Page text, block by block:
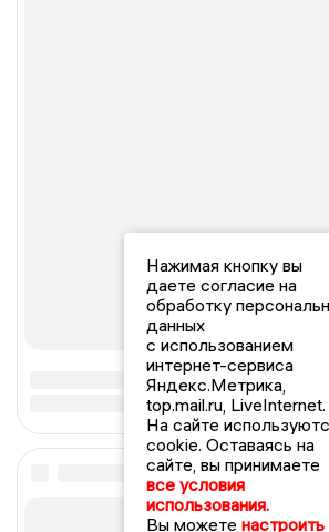
Нажимая кнопку вы
даете согласие на
обработку
данных
с использованием
интернет-сервиса
Яндекс.Метрика,
top.mail.ru, LiveInternet.
На сайте
cookie. Оставаясь на
сайте, вы принимаете
все условия
использования.
Вы можете настроить